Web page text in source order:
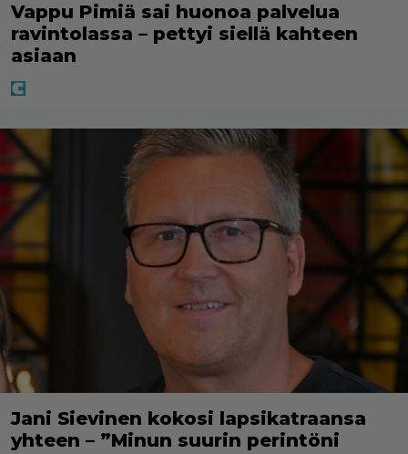
Vappu Pimiä sai huonoa palvelua
ravintolassa – pettyi siellä kahteen
asiaan
Jani Sievinen kokosi lapsikatraansa
yhteen – ”Minun suurin perintöni